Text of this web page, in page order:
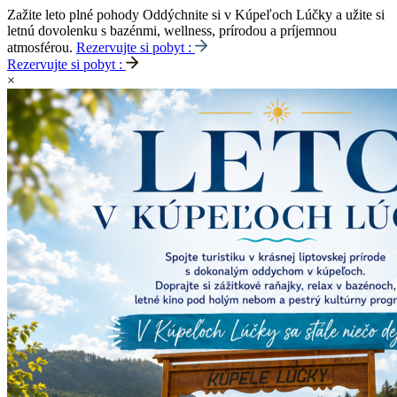
Zažite leto plné pohody Oddýchnite si v Kúpeľoch Lúčky a užite si
letnú dovolenku s bazénmi, wellness, prírodou a príjemnou
atmosférou. Rezervujte si pobyt :
Rezervujte si pobyt :
×